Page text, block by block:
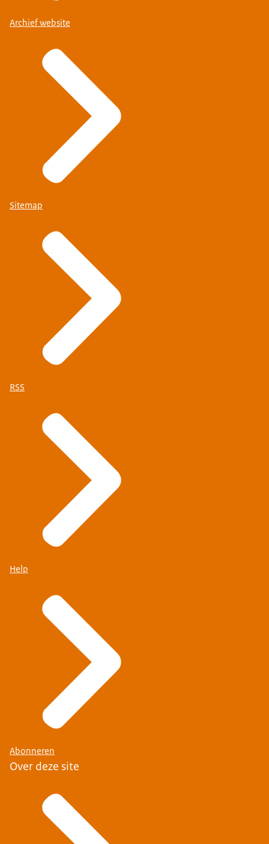
Archief website
Sitemap
RSS
Help
Abonneren
Over deze site